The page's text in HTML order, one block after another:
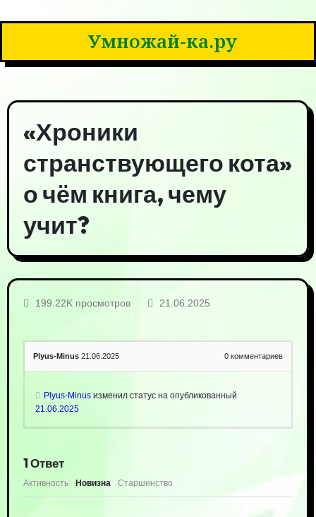
Умножай-ка.ру
«Хроники
странствующего кота»
о чём книга, чему
учит?
199.22K просмотров 21.06.2025
Plyus-Minus 21.06.2025 0 комментариев
Plyus-Minusизменил статус на опубликованный
21.06.2025
1Ответ
Активность Новизна Старшинство